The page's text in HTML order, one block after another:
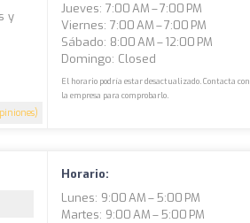
y
Jueves: 7:00 AM – 7:00 PM
Viernes: 7:00 AM – 7:00 PM
Sábado: 8:00 AM – 12:00 PM
Domingo: Closed
El horario podría estar desactualizado. Contacta con
la empresa para comprobarlo.
Horario:
Lunes: 9:00 AM – 5:00 PM
Martes: 9:00 AM – 5:00 PM